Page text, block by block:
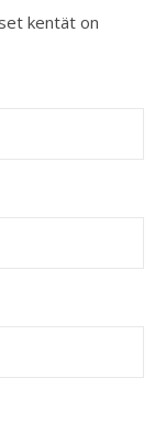
kentät on